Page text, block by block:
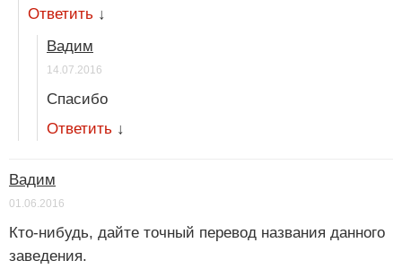
Ответить ↓
Вадим
14.07.2016
Спасибо
Ответить ↓
Вадим
01.06.2016
Кто-нибудь, дайте точный перевод названия данного
заведения.